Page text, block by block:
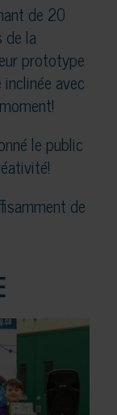
de 20
de la
prototype
avec
le public
de